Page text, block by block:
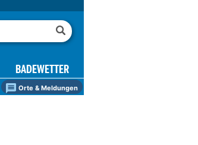
BADEWETTER
Orte & Meldungen